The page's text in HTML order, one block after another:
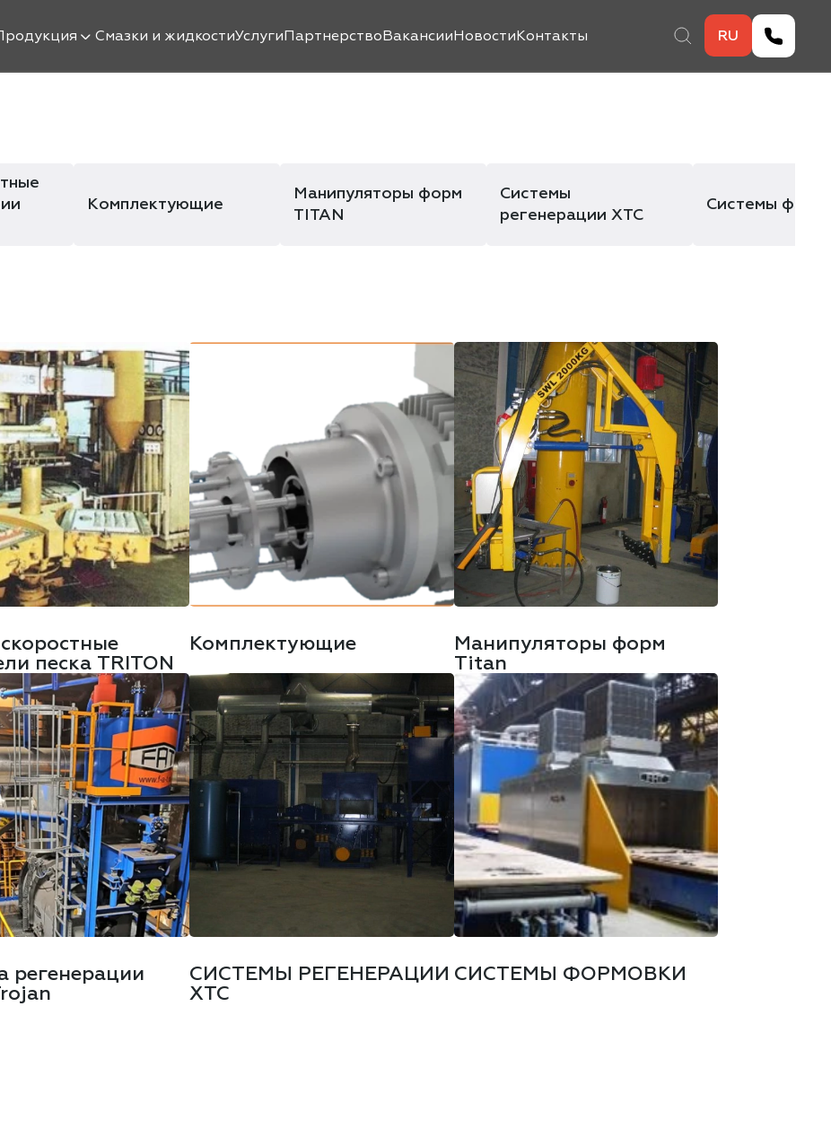
Смазки и жидкостиУслугиПартнерствоВакансииНовостиКонтакты RU
Комплектующие
Манипуляторы форм
TITAN
Системы
регенерации ХТС
Системы
песка TRITON
Комплектующие Манипуляторы форм
Titan
регенерации СИСТЕМЫ РЕГЕНЕРАЦИИ
ХТС
СИСТЕМЫ ФОРМОВКИ